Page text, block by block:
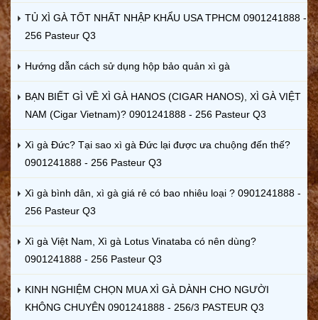
TỦ XÌ GÀ TỐT NHẤT NHẬP KHẨU USA TPHCM 0901241888 -
256 Pasteur Q3
Hướng dẫn cách sử dụng hộp bảo quản xì gà
BẠN BIẾT GÌ VỀ XÌ GÀ HANOS (CIGAR HANOS), XÌ GÀ VIỆT
NAM (Cigar Vietnam)? 0901241888 - 256 Pasteur Q3
Xì gà Đức? Tại sao xì gà Đức lại được ưa chuộng đến thế?
0901241888 - 256 Pasteur Q3
Xì gà bình dân, xì gà giá rẻ có bao nhiêu loại ? 0901241888 -
256 Pasteur Q3
Xì gà Việt Nam, Xì gà Lotus Vinataba có nên dùng?
0901241888 - 256 Pasteur Q3
KINH NGHIỆM CHỌN MUA XÌ GÀ DÀNH CHO NGƯỜI
KHÔNG CHUYÊN 0901241888 - 256/3 PASTEUR Q3